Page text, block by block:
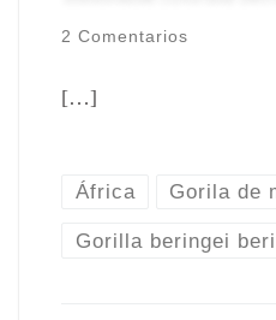
2 Comentarios
[…]
África Gorila de
Gorilla beringei